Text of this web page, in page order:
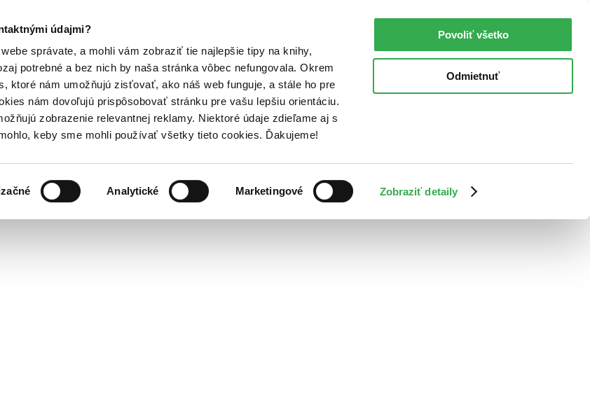
údajmi?
správate, a mohli vám zobraziť tie najlepšie tipy na knihy,
potrebné a bez nich by naša stránka vôbec nefungovala. Okrem
ktoré nám umožňujú zisťovať, ako náš web funguje, a stále ho pre
nám dovoľujú prispôsobovať stránku pre vašu lepšiu orientáciu.
zobrazenie relevantnej reklamy. Niektoré údaje zdieľame aj s
keby sme mohli používať všetky tieto cookies. Ďakujeme!
Analytické Marketingové Zobraziť detaily
Povoliť všetko
Odmietnuť